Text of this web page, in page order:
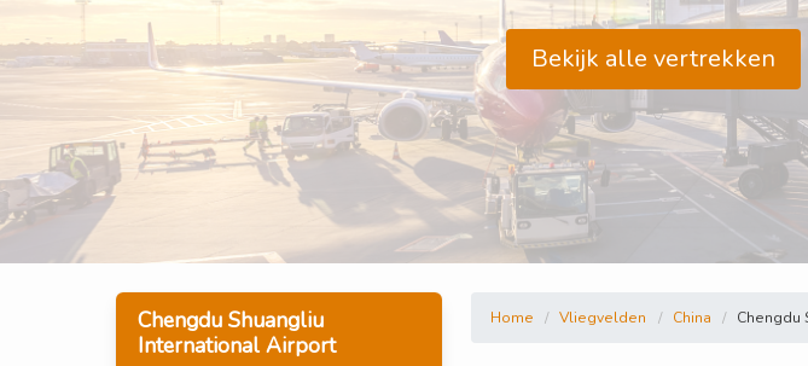
Bekijk alle vertrekken
Chengdu Shuangliu
International Airport
Home Vliegvelden China Chengdu